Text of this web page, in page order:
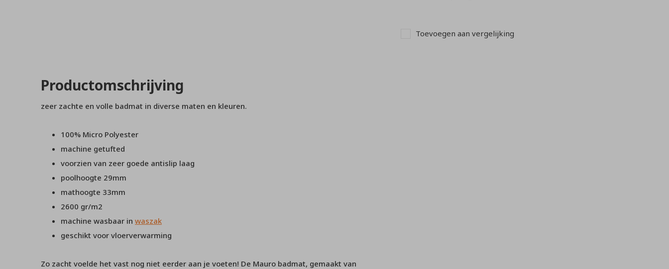
Toevoegen aan vergelijking
Productomschrijving
zeer zachte en volle badmat in diverse maten en kleuren.
100% Micro Polyester
machine getufted
voorzien van zeer goede antislip laag
poolhoogte 29mm
mathoogte 33mm
2600 gr/m2
machine wasbaar in waszak
geschikt voor vloerverwarming
Zo zacht voelde het vast nog niet eerder aan je voeten! De Mauro badmat, gemaakt van